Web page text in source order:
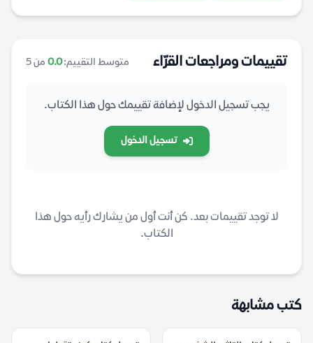
تقييمات ومراجعات القرّاء متوسط التقييم:0.0 من 5
يجب تسجيل الدخول لإضافة تقييمك حول هذا الكتاب.
تسجيل الدخول
لا توجد تقييمات بعد. كن أنت أول من يشارك رأيه حول هذا
الكتاب.
كتب مشابهة